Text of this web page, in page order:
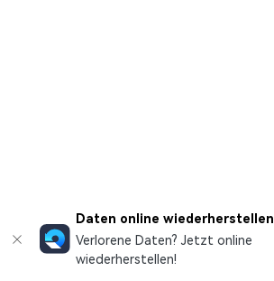
Daten online wiederherstellen
Verlorene Daten? Jetzt online
wiederherstellen!